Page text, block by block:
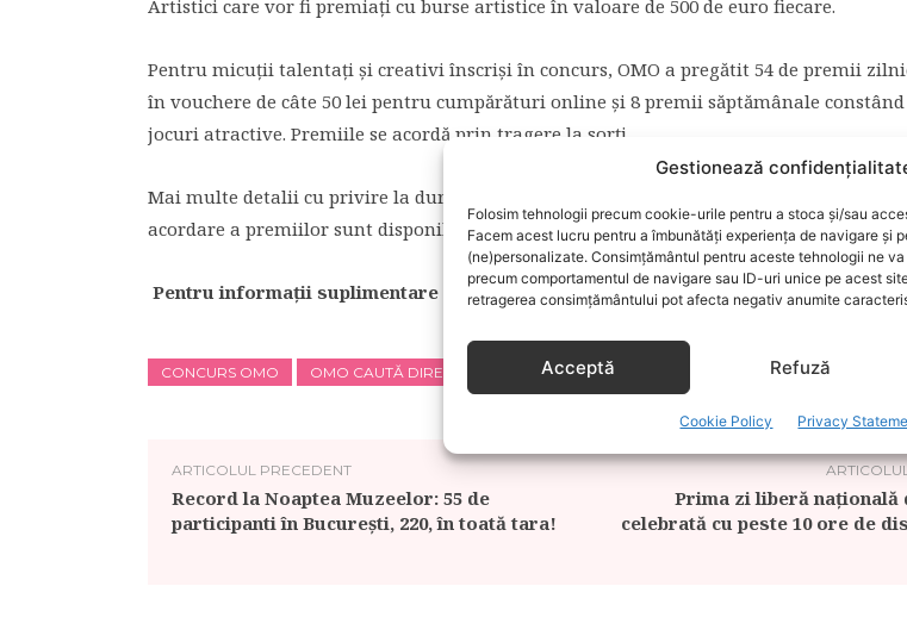
Gestionează
Folosim tehnologii precum cookie-urile pentru a stoca și/sau
Facem acest lucru pentru a îmbunătăți experiența de navigare și
(ne)personalizate. Consimțământul pentru aceste tehnologii ne
precum comportamentul de navigare sau ID-uri unice pe acest
retragerea consimțământului pot afecta negativ anumite
Acceptă Refuză
Cookie Policy Privacy
Artistici care vor fi premiaţi cu burse artistice în valoare de 500 de euro fiecare.
Pentru micuţii talentaţi şi creativi înscrişi în concurs, OMO a pregătit 54 de premii
în vouchere de câte 50 lei pentru cumpărături online şi 8 premii săptămânale
jocuri atractive. Premiile se acordă prin tragere la sorţi.
Mai multe detalii cu privire la durata campaniei, înscrierea în concurs, premii şi
acordare a premiilor sunt disponibile înregulamentul oficialal campaniei.
Pentru informaţii suplimentare accesaţiwww.facebook.com/Omo.Romania
CONCURS OMO OMO CAUTĂ DIRECTOR ARTISTIC
ARTICOLUL PRECEDENT
Record la Noaptea Muzeelor: 55 de
participanti în București, 220, în toată tara!
Prima zi liberă naţională
celebrată cu peste 10 ore de